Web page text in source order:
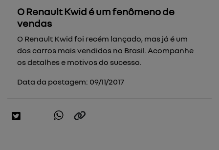
O Renault Kwid é um fenômeno de
vendas
O Renault Kwid foi recém lançado, mas já é um
dos carros mais vendidos no Brasil. Acompanhe
os detalhes e motivos do sucesso.
Data da postagem: 09/11/2017